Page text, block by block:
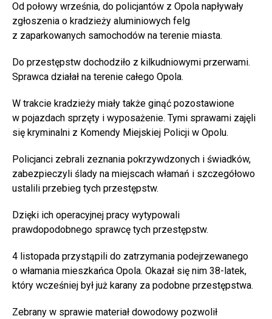
Od połowy września, do policjantów z Opola napływały
zgłoszenia o kradzieży aluminiowych felg
z zaparkowanych samochodów na terenie miasta.
Do przestępstw dochodziło z kilkudniowymi przerwami.
Sprawca działał na terenie całego Opola.
W trakcie kradzieży miały także ginąć pozostawione
w pojazdach sprzęty i wyposażenie. Tymi sprawami zajęli
się kryminalni z Komendy Miejskiej Policji w Opolu.
Policjanci zebrali zeznania pokrzywdzonych i świadków,
zabezpieczyli ślady na miejscach włamań i szczegółowo
ustalili przebieg tych przestępstw.
Dzięki ich operacyjnej pracy wytypowali
prawdopodobnego sprawcę tych przestępstw.
4 listopada przystąpili do zatrzymania podejrzewanego
o włamania mieszkańca Opola. Okazał się nim 38-latek,
który wcześniej był już karany za podobne przestępstwa.
Zebrany w sprawie materiał dowodowy pozwolił